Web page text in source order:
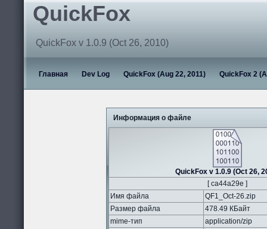
QuickFox
QuickFox v 1.0.9 (Oct 26, 2010)
Главная Dev Log QuickFox (Aug 22, 2011) QuickFox 2
Информация о файле
QuickFox v 1.0.9 (Oct 26,
[ ca44a29e ]
Имя файла
QF1_Oct-26.zip
Размер файла
478.49 КБайт
mime-тип
application/zip